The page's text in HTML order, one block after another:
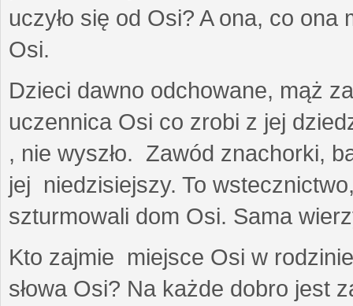
uczyło się od Osi? A ona, co
Osi.
Dzieci dawno odchowane, mąż
uczennica Osi co zrobi z jej
, nie wyszło. Zawód znachorki,
jej niedzisiejszy. To
szturmowali dom Osi. Sama
Kto zajmie miejsce Osi w
słowa Osi? Na każde dobro jest